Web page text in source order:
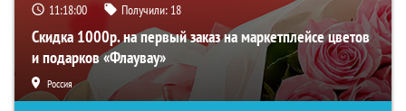
11:17:59 Получили: 18
Скидка 1000р. на первый заказ на маркетплейсе цветов
и подарков «Флаувау»
Россия